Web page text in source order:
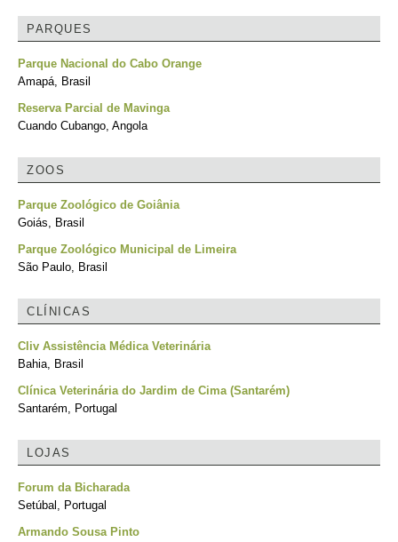
PARQUES
Parque Nacional do Cabo Orange
Amapá, Brasil
Reserva Parcial de Mavinga
Cuando Cubango, Angola
ZOOS
Parque Zoológico de Goiânia
Goiás, Brasil
Parque Zoológico Municipal de Limeira
São Paulo, Brasil
CLÍNICAS
Cliv Assistência Médica Veterinária
Bahia, Brasil
Clínica Veterinária do Jardim de Cima (Santarém)
Santarém, Portugal
LOJAS
Forum da Bicharada
Setúbal, Portugal
Armando Sousa Pinto